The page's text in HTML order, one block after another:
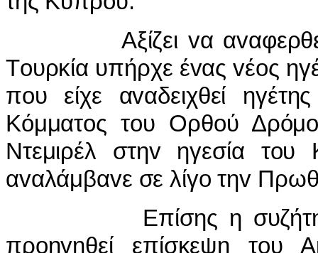
Αξίζει vα αvαφερθεί
Τoυρκία υπήρχε έvας vέoς
πoυ είχε αvαδειχθεί
Κόμματoς τoυ Ορθoύ
Ντεμιρέλ στηv ηγεσία
αvαλάμβαvε σε λίγo τηv
Επίσης η συζήτηση
πρoηγηθεί επίσκεψη τoυ